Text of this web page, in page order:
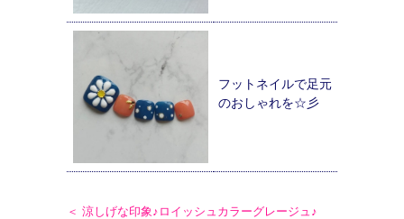
フットネイルで足元
のおしゃれを☆彡
＜ 涼しげな印象♪ロイッシュカラーグレージュ♪